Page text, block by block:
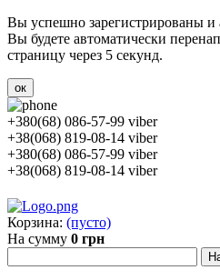
Вы успешно зарегистрированы и
Вы будете автоматически
страницу через 5 секунд.
ок
+380(68) 086-57-99 viber
+38(068) 819-08-14 viber
+380(68) 086-57-99 viber
+38(068) 819-08-14 viber
Корзина: (пусто)
На сумму 0 грн